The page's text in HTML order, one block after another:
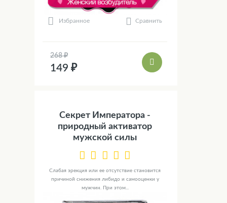
Избранное Сравнить
268 ₽
149 ₽
Секрет Императора -
природный активатор
мужской силы
Слабая эрекция или ее отсутствие становится
причиной снижения либидо и самооценки у
мужчин. При этом...